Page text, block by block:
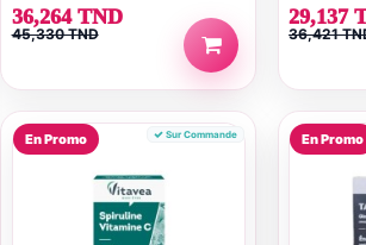
COMPRIMES
36,264 TND
45,330 TND
29,137
36,421
En Promo Sur Commande En Promo